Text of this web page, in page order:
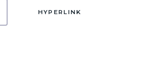
HYPERLINK